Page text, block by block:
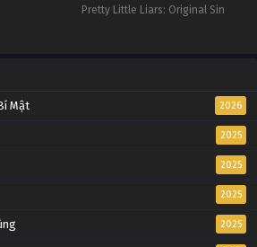
Pretty Little Liars: Original Sin
Mật 2026
2025
2025
2025
2025